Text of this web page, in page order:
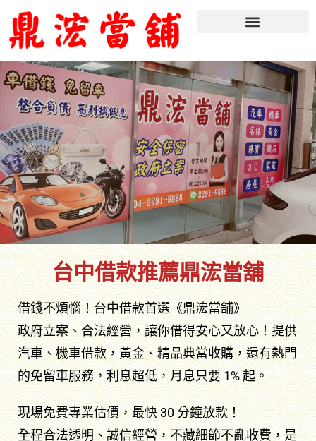
台中借款推薦鼎浤當舖
借錢不煩惱！台中借款首選《鼎浤當舖》
政府立案、合法經營，讓你借得安心又放心！提供
汽車、機車借款，黃金、精品典當收購，還有熱門
的免留車服務，利息超低，月息只要 1% 起。
現場免費專業估價，最快 30 分鐘放款！
全程合法透明、誠信經營，不藏細節不亂收費，是